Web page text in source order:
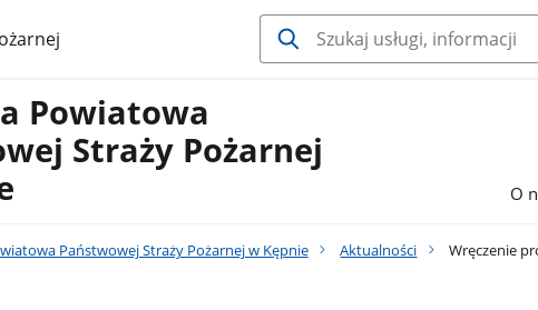
Powiatowa
Straży Pożarnej
O
Państwowej Straży Pożarnej w Kępnie Aktualności Wręczenie